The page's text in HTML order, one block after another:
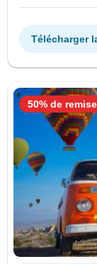
Télécharger
50% de remise